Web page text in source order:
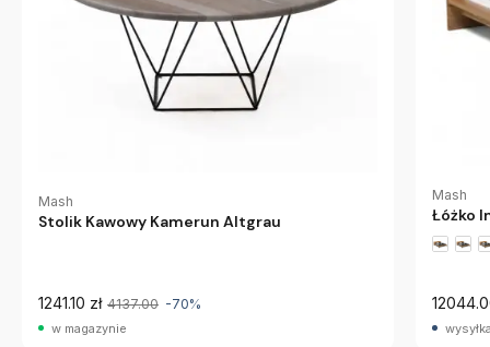
Mash
Stolik Kawowy Kamerun Altgrau
1241.10 zł 4137.00 -70%
w magazynie
Mash
Łóżko